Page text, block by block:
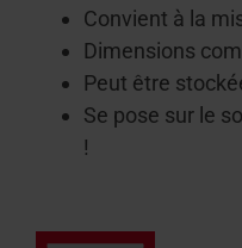
Convient à la
Dimensions
Peut être
Se pose sur le
!